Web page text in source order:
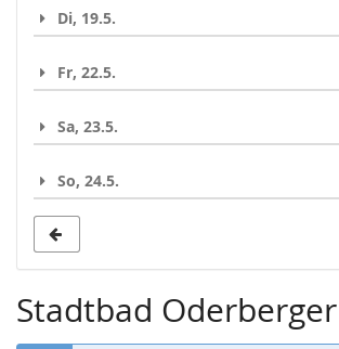
Di, 19.5.
Fr, 22.5.
Sa, 23.5.
So, 24.5.
Stadtbad Oderberger